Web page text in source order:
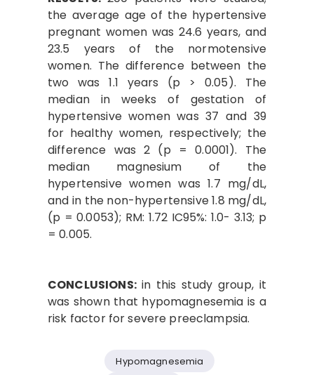
the average age of the hypertensive
pregnant women was 24.6 years, and
23.5 years of the normotensive
women. The difference between the
two was 1.1 years (p > 0.05). The
median in weeks of gestation of
hypertensive women was 37 and 39
for healthy women, respectively; the
difference was 2 (p = 0.0001). The
median magnesium of the
hypertensive women was 1.7 mg/dL,
and in the non-hypertensive 1.8 mg/dL,
(p = 0.0053); RM: 1.72 IC95%: 1.0- 3.13; p
= 0.005.
CONCLUSIONS: in this study group, it
was shown that hypomagnesemia is a
risk factor for severe preeclampsia.
Hypomagnesemia